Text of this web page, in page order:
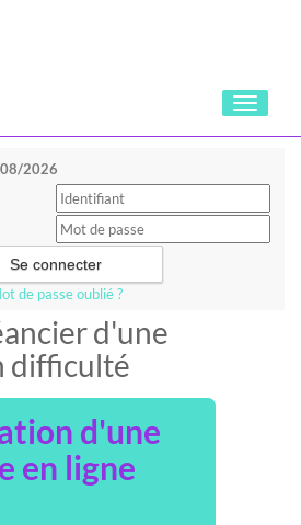
Toggle
2026
de passe oublié ?
d'une
difficulté
d'une
en ligne